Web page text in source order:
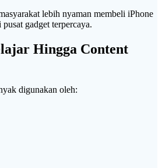
lebih nyaman membeli iPhone
gadget terpercaya.
Hingga Content
digunakan oleh: